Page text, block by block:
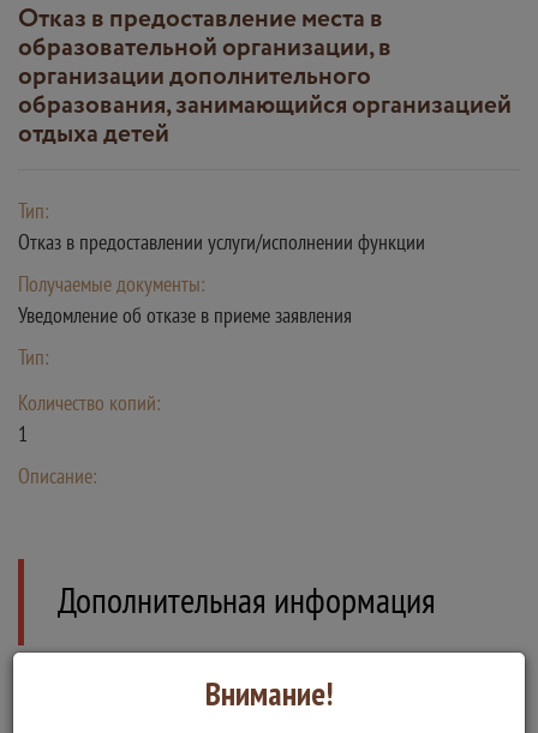
Отказ в предоставление места в
образовательной организации, в
организации дополнительного
образования, занимающийся организацией
отдыха детей
Тип:
Отказ в предоставлении услуги/исполнении функции
Получаемые документы:
Уведомление об отказе в приеме заявления
Тип:
Количество копий:
1
Описание:
Дополнительная информация
Сведения о государственной услуге
Внимание!